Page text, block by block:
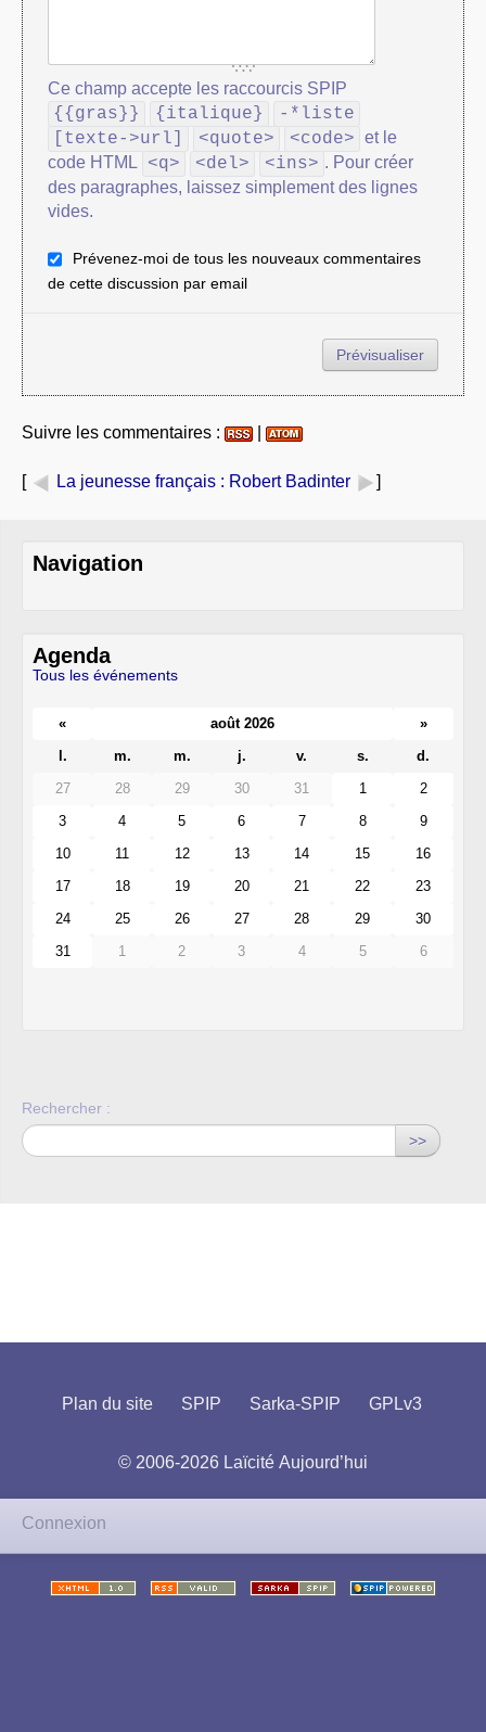
Ce champ accepte les raccourcis SPIP
{{gras}} {italique}
-*liste
[texte->url]
<quote> <code> et le
code HTML
<q> <del> <ins> . Pour créer
des paragraphes, laissez simplement des lignes
vides.
Prévenez-moi de tous les nouveaux commentaires
de cette discussion par email
Suivre les commentaires :
[ La jeunesse français : Robert Badinter ]
Navigation
Agenda
Tous les événements
« août 2026
»
l.
m. m. j. v. s.
d.
27
28 29 30 31 1
2
3
4 5 6 7 8
9
10
11 12 13 14 15
16
17
18 19 20 21 22
23
24
25 26 27 28 29
30
31
1 2 3 4 5 6
Rechercher :
>>
Plan du site SPIP Sarka-SPIP GPLv3
© 2006-2026 Laïcité Aujourd’hui
Connexion